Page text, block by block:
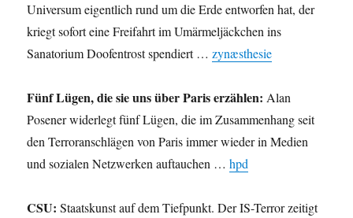
Universum eigentlich rund um die Erde entworfen hat, der
kriegt sofort eine Freifahrt im Umärmeljäckchen ins
Sanatorium Doofentrost spendiert …zynæsthesie
Fünf Lügen, die sie uns über Paris erzählen: Alan
Posener widerlegt fünf Lügen, die im Zusammenhang seit
den Terroranschlägen von Paris immer wieder in Medien
und sozialen Netzwerken auftauchen …hpd
CSU: Staatskunst auf dem Tiefpunkt. Der IS-Terror zeitigt